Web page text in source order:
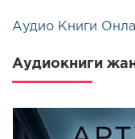
Аудио Книги
Аудиокниги